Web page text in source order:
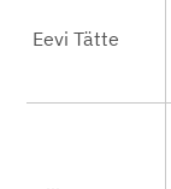
Eevi Tätte